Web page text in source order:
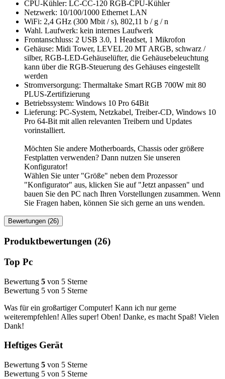
CPU-Kühler: LC-CC-120 RGB-CPU-Kühler
Netzwerk: 10/100/1000 Ethernet LAN
WiFi: 2,4 GHz (300 Mbit / s), 802,11 b / g / n
Wahl. Laufwerk: kein internes Laufwerk
Frontanschluss: 2 USB 3.0, 1 Headset, 1 Mikrofon
Gehäuse: Midi Tower, LEVEL 20 MT ARGB, schwarz /
silber, RGB-LED-Gehäuselüfter, die Gehäusebeleuchtung
kann über die RGB-Steuerung des Gehäuses eingestellt
werden
Stromversorgung: Thermaltake Smart RGB 700W mit 80
PLUS-Zertifizierung
Betriebssystem: Windows 10 Pro 64Bit
Lieferung: PC-System, Netzkabel, Treiber-CD, Windows 10
Pro 64-Bit mit allen relevanten Treibern und Updates
vorinstalliert.
Möchten Sie andere Motherboards, Chassis oder größere
Festplatten verwenden? Dann nutzen Sie unseren
Konfigurator!
Wählen Sie unter "Größe" neben dem Prozessor
"Konfigurator" aus, klicken Sie auf "Jetzt anpassen" und
bauen Sie den PC nach Ihren Vorstellungen zusammen. Wenn
Sie Fragen haben, können Sie sich gerne an uns wenden.
Bewertungen (26)
Produktbewertungen (26)
Top Pc
Bewertung 5 von 5 Sterne
Bewertung 5 von 5 Sterne
Was für ein großartiger Computer! Kann ich nur gerne
weiterempfehlen! Alles super! Oben! Danke, es macht Spaß! Vielen
Dank!
Heftiges Gerät
Bewertung 5 von 5 Sterne
Bewertung 5 von 5 Sterne